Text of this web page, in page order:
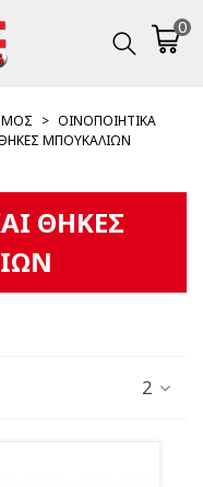
0
> ΟΙΝΟΠΟΙΗΤΙΚΑ
ΜΠΟΥΚΑΛΙΩΝ
ΘΗΚΕΣ
2